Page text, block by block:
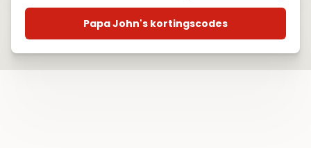
Papa John's kortingscodes